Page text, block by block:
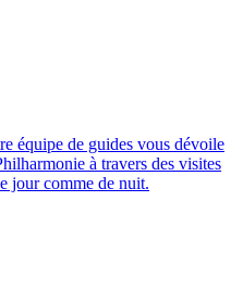
équipe de guides vous dévoile
à travers des visites
jour comme de nuit.